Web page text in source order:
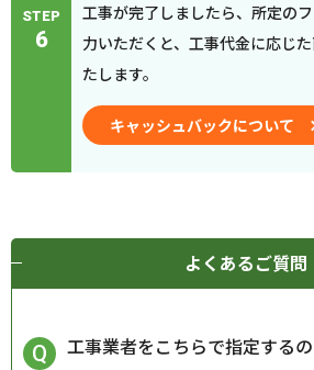
STEP
6
工事が完了しましたら、所定の
力いただくと、工事代金に応じ
たします。
キャッシュバックについて
よくあるご質問
工事業者をこちらで指定する